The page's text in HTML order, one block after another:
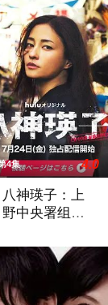
球，某日遭到
身心俱疲的星野
4集 4.0
八神瑛子：上
野中央署组织